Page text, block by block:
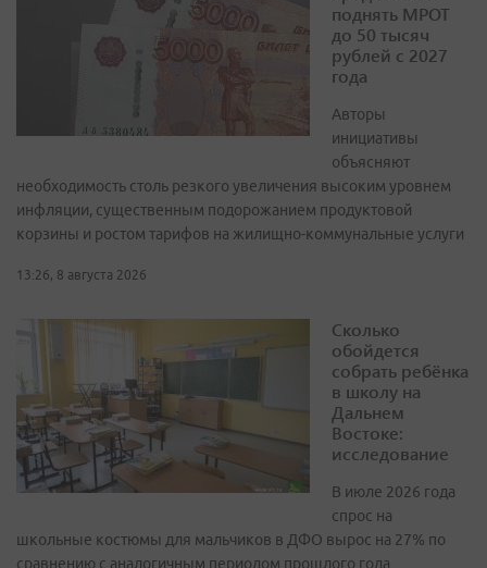
поднять МРОТ
до 50 тысяч
рублей с 2027
года
Авторы
инициативы
объясняют
необходимость столь резкого увеличения высоким уровнем
инфляции, существенным подорожанием продуктовой
корзины и ростом тарифов на жилищно-коммунальные услуги
13:26, 8 августа 2026
Сколько
обойдется
собрать ребёнка
в школу на
Дальнем
Востоке:
исследование
В июле 2026 года
спрос на
школьные костюмы для мальчиков в ДФО вырос на 27% по
сравнению с аналогичным периодом прошлого года